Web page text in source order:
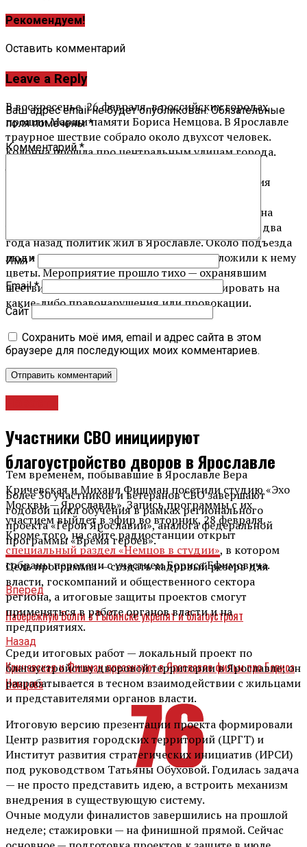
В воскресенье, 26 февраля, в российских городах
прошли Марши памяти Бориса Немцова. В Ярославле
траурное шествие собрало около двухсот человек.
Колонна прошла про центральным улицам города.
Ефимофича. Во главе колонны участники шествия
Немцов. Ярославль помнит». Завершился Марш на
улице Трефолева возле дома, в котором убитый два
года назад политик жил в Ярославле. Около подъезда
люди поставили портрет Немцова и возложили к нему
цветы. Мероприятие прошло тихо — охранявшим
шествие полицейским не пришлось реагировать на
какие-либо правонарушения или провокации.
Тем временем, побывавшие в Ярославле Вера
Кричевская и Михаил Фишман посетили студию «Эхо
Москвы — Ярославль». Запись программы с их
участием выйдет в эфир во вторник, 28 февраля.
Кроме того, на сайте радиостанции открыт
специальный раздел «Немцов в студии», в котором
собраны передачи с участием Бориса Ефимовича.
Вперед
Набережную Волги в Рыбинске укрепят и благоустроят
Назад
Кричевская и Фишман презентуют в Ярославле фильм про Бориса
Немцова
Рекомендуем!
Оставить комментарий
Leave a Reply
Ваш адрес email не будет опубликован. Обязательные
поля помечены*
Комментарий*
Имя*
Email*
Сайт
Сохранить моё имя, email и адрес сайта в этом
браузере для последующих моих комментариев.
Участники СВО инициируют
благоустройство дворов в Ярославле
Более 30 участников и ветеранов СВО завершают
годовой цикл обучения в рамках регионального
проекта «Герои Ярославии», аналога федеральной
программы «Время героев».
Цель программы — создать кадровый резерв для
власти, госкомпаний и общественного сектора
региона, а итоговые защиты проектов смогут
применяться в работе органов власти и на
предприятиях.
Среди итоговых работ — локальный проект по
благоустройству дворовой территории в Ярославле; он
разрабатывается в тесном взаимодействии с жильцами
и представителями органов власти.
Итоговую версию презентации проекта формировали
Центр развития городских территорий (ЦРГТ) и
Институт развития стратегических инициатив (ИРСИ)
под руководством Татьяны Обуховой. Годилась задача
— не просто представить идею, а встроить механизм
внедрения в существующую систему.
Очные модули финалистов завершились на прошлой
неделе; стажировки — на финишной прямой. Сейчас